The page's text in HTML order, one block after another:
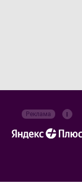
Реклама